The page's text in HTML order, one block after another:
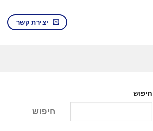
יצירת קשר
חיפוש
חיפוש